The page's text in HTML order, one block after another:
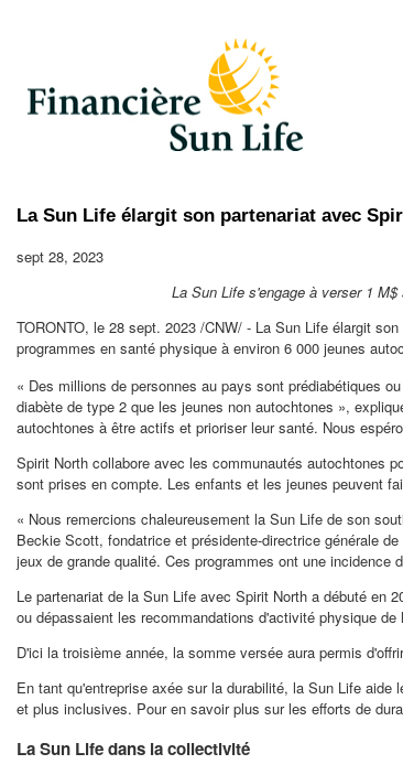
La Sun Life élargit son partenariat avec
sept 28, 2023
La Sun Life s'engage à verser 1
TORONTO, le 28 sept. 2023 /CNW/ - La Sun Life élargit
programmes en santé physique à environ 6 000 jeunes
« Des millions de personnes au pays sont prédiabétiques
diabète de type 2 que les jeunes non autochtones »,
autochtones à être actifs et prioriser leur santé. Nous
Spirit North collabore avec les communautés autochtones
sont prises en compte. Les enfants et les jeunes peuvent
« Nous remercions chaleureusement la Sun Life de son
Beckie Scott, fondatrice et présidente-directrice générale
jeux de grande qualité. Ces programmes ont une
Le partenariat de la Sun Life avec Spirit North a débuté en
ou dépassaient les recommandations d'activité physique
D'ici la troisième année, la somme versée aura permis
En tant qu'entreprise axée sur la durabilité, la Sun Life
et plus inclusives. Pour en savoir plus sur les efforts de
La Sun Life dans la collectivité